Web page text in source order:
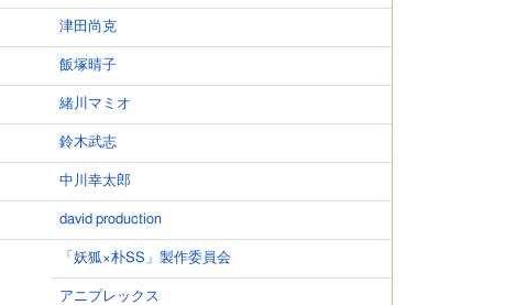
津田尚克
飯塚晴子
緒川マミオ
鈴木武志
中川幸太郎
david production
「妖狐×朴SS」製作委員会
アニプレックス